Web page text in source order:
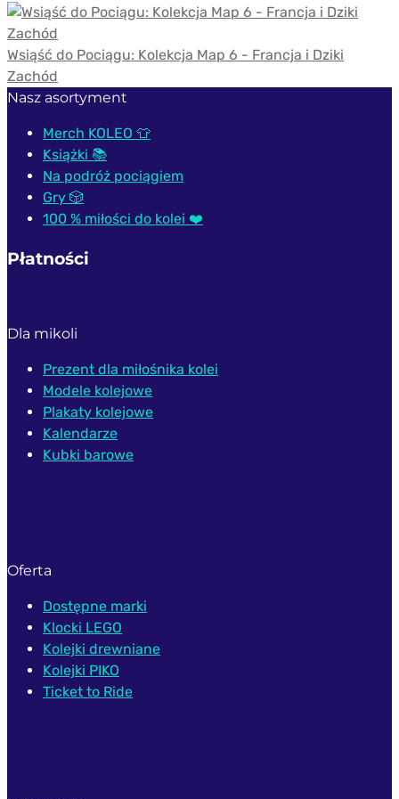
Wsiąść do Pociągu: Kolekcja Map 6 - Francja i Dziki
Zachód
Nasz asortyment
Merch KOLEO 👕
Książki 📚
Na podróż pociągiem
Gry 🎲
100 % miłości do kolei ❤️
Płatności
Dla mikoli
Prezent dla miłośnika kolei
Modele kolejowe
Plakaty kolejowe
Kalendarze
Kubki barowe
Oferta
Dostępne marki
Klocki LEGO
Kolejki drewniane
Kolejki PIKO
Ticket to Ride